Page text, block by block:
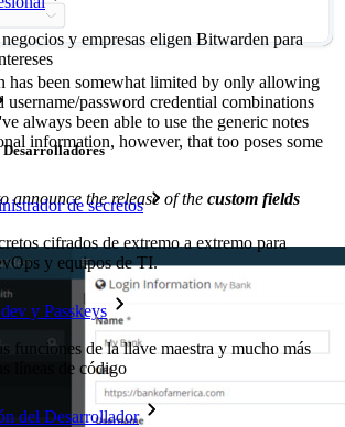
y empresas eligen Bitwarden para
de secretos
cifrados de extremo a extremo para
y equipos de TI.
y Passkeys
funciones de la llave maestra y mucho más
líneas de código
del Desarrollador
has been somewhat limited by only allowing
username/password credential combinations
always been able to use the generic notes
information, however, that too poses some
announce the release of the custom fields